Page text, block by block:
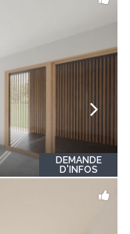
DEMANDE
D'INFOS